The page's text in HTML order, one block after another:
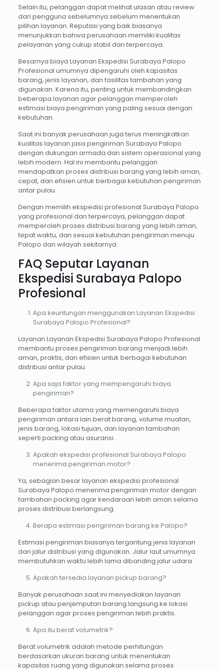
Selain itu, pelanggan dapat melihat ulasan atau review
dari pengguna sebelumnya sebelum menentukan
pilihan layanan. Reputasi yang baik biasanya
menunjukkan bahwa perusahaan memiliki kualitas
pelayanan yang cukup stabil dan terpercaya.
Besarnya biaya Layanan Ekspedisi Surabaya Palopo
Profesional umumnya dipengaruhi oleh kapasitas
barang, jenis layanan, dan fasilitas tambahan yang
digunakan. Karena itu, penting untuk membandingkan
beberapa layanan agar pelanggan memperoleh
estimasi biaya pengiriman yang paling sesuai dengan
kebutuhan.
Saat ini banyak perusahaan juga terus meningkatkan
kualitas layanan jasa pengiriman Surabaya Palopo
dengan dukungan armada dan sistem operasional yang
lebih modern. Hal ini membantu pelanggan
mendapatkan proses distribusi barang yang lebih aman,
cepat, dan efisien untuk berbagai kebutuhan pengiriman
antar pulau.
Dengan memilih ekspedisi profesional Surabaya Palopo
yang profesional dan terpercaya, pelanggan dapat
memperoleh proses distribusi barang yang lebih aman,
tepat waktu, dan sesuai kebutuhan pengiriman menuju
Palopo dan wilayah sekitarnya.
FAQ Seputar Layanan
Ekspedisi Surabaya Palopo
Profesional
Apa keuntungan menggunakan Layanan Ekspedisi
Surabaya Palopo Profesional?
Layanan Layanan Ekspedisi Surabaya Palopo Profesional
membantu proses pengiriman barang menjadi lebih
aman, praktis, dan efisien untuk berbagai kebutuhan
distribusi antar pulau.
Apa saja faktor yang mempengaruhi biaya
pengiriman?
Beberapa faktor utama yang memengaruhi biaya
pengiriman antara lain berat barang, volume muatan,
jenis barang, lokasi tujuan, dan layanan tambahan
seperti packing atau asuransi.
Apakah ekspedisi profesional Surabaya Palopo
menerima pengiriman motor?
Ya, sebagian besar layanan ekspedisi profesional
Surabaya Palopo menerima pengiriman motor dengan
tambahan packing agar kendaraan lebih aman selama
proses distribusi berlangsung.
Berapa estimasi pengiriman barang ke Palopo?
Estimasi pengiriman biasanya tergantung jenis layanan
dan jalur distribusi yang digunakan. Jalur laut umumnya
membutuhkan waktu lebih lama dibanding jalur udara.
Apakah tersedia layanan pickup barang?
Banyak perusahaan saat ini menyediakan layanan
pickup atau penjemputan barang langsung ke lokasi
pelanggan agar proses pengiriman lebih praktis.
Apa itu berat volumetrik?
Berat volumetrik adalah metode perhitungan
berdasarkan ukuran barang untuk menentukan
kapasitas ruang yang digunakan selama proses